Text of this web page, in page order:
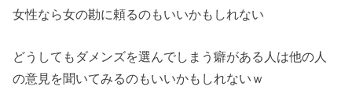
女性なら女の勘に頼るのもいいかもしれない
どうしてもダメンズを選んでしまう癖がある人は他の人
の意見を聞いてみるのもいいかもしれないｗ